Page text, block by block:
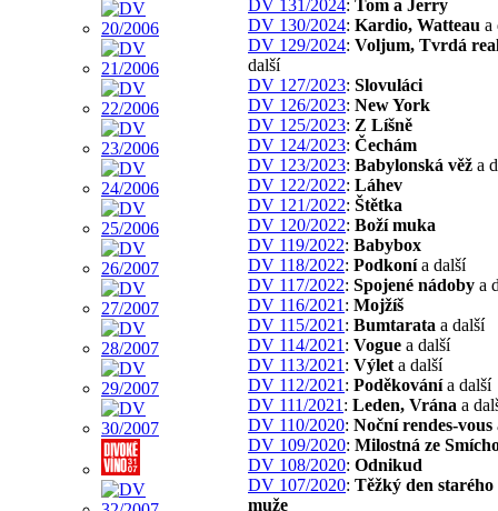
DV 131/2024: Tom a Jerry
DV 130/2024: Kardio, Watteau a
DV 129/2024: Voljum, Tvrdá
další
DV 127/2023: Slovuláci
DV 126/2023: New York
DV 125/2023: Z Líšně
DV 124/2023: Čechám
DV 123/2023: Babylonská věž a
DV 122/2022: Láhev
DV 121/2022: Štětka
DV 120/2022: Boží muka
DV 119/2022: Babybox
DV 118/2022: Podkonía další
DV 117/2022: Spojené nádoby a
DV 116/2021 : Mojžíš
DV 115/2021 : Bumtarata a další
DV 114/2021 : Vogue a další
DV 113/2021 : Výlet a další
DV 112/2021 : Poděkovánía další
DV 111/2021 : Leden, Vrána a
DV 110/2020: Noční rendes-vous
DV 109/2020: Milostná ze
DV 108/2020: Odnikud
DV 107/2020: Těžký den starého
muže